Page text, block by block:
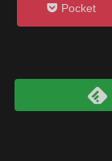
Pocket